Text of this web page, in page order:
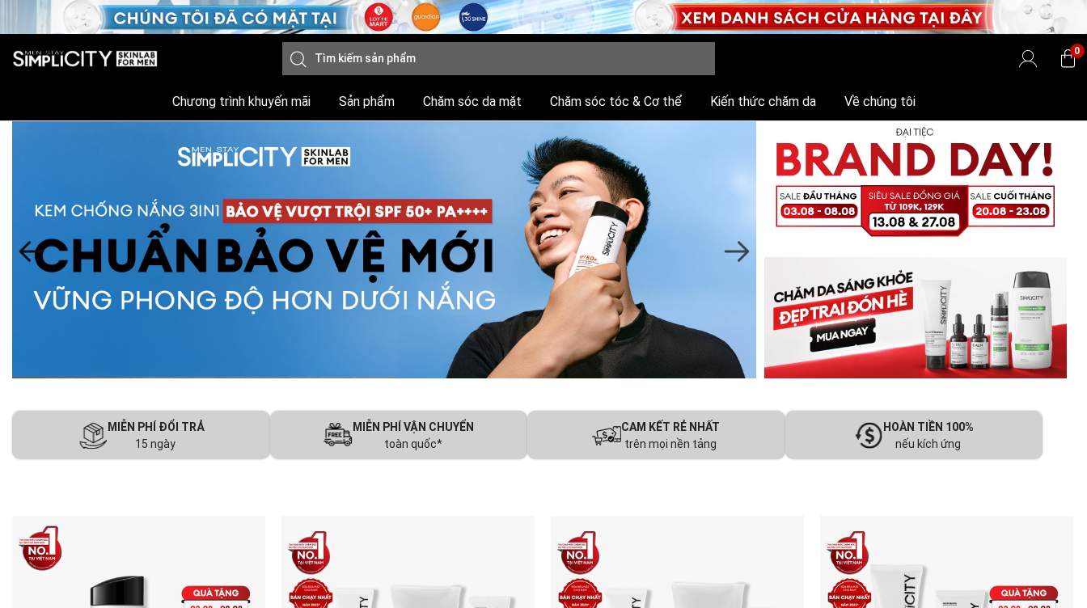
0
Chương trình khuyến mãi Sản phẩm Chăm sóc da mặt Chăm sóc tóc & Cơ thể Kiến thức chăm da Về chúng tôi
MIỄN PHÍ ĐỔI TRẢ
15 ngày
MIỄN PHÍ VẬN CHUYỂN
toàn quốc*
CAM KẾT RẺ NHẤT
trên mọi nền tảng
HOÀN TIỀN 100%
nếu kích ứng